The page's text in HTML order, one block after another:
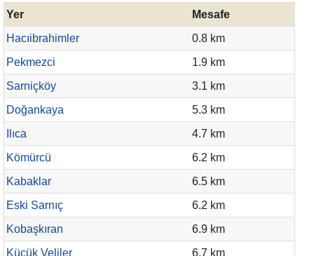
Yer
Mesafe
Hacıibrahimler
0.8 km
Pekmezci
1.9 km
Sarniçköy
3.1 km
Doğankaya
5.3 km
Ilıca
4.7 km
Kömürcü
6.2 km
Kabaklar
6.5 km
Eski Sarnıç
6.2 km
Kobaşkıran
6.9 km
Küçük Veliler
6.7 km